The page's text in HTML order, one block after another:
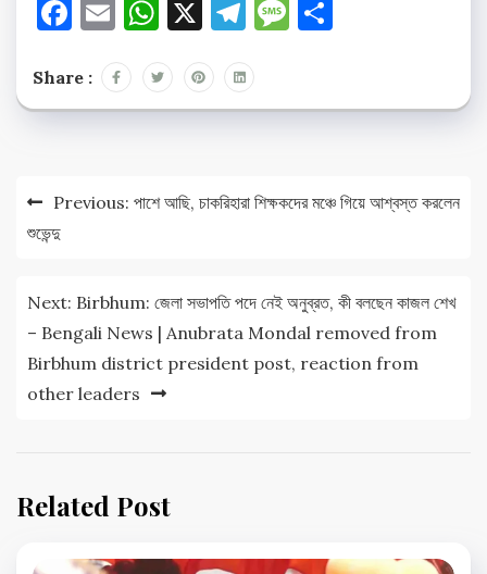
Facebook
EmailWhatsApp
X Telegram
Message
Share :
Post
navigation
Previous: পাশে আছি, চাকরিহারা শিক্ষকদের মঞ্চে গিয়ে আশ্বস্ত করলেন
শুভেন্দু
Next: Birbhum: জেলা সভাপতি পদে নেই অনুব্রত, কী বলছেন কাজল শেখ
– Bengali News | Anubrata Mondal removed from
Birbhum district president post, reaction from
other leaders
Related Post